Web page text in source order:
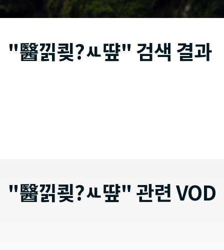
"醫낅쾾?ㅻ떂" 검색 결과
"醫낅쾾?ㅻ떂" 관련 VOD